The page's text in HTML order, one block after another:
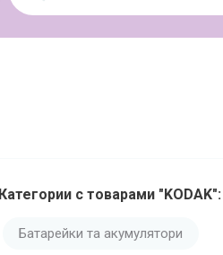
Категории с товарами "KODAK":
Батарейки та акумулятори